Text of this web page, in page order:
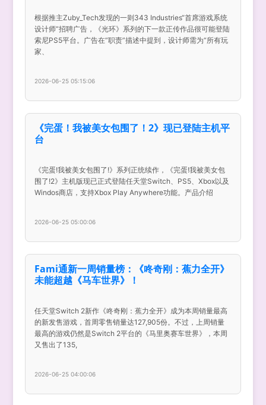
根据推主Zuby_Tech发现的一则343 Industries“首席游戏系统
设计师”招聘广告，《光环》系列的下一款正传作品很可能登陆
索尼PS5平台。广告在“职责”描述中提到，设计师需为“所有玩
家、
2026-06-25 05:15:06
《完蛋！我被美女包围了！2》现已登陆主机平
台
《完蛋!我被美女包围了!》系列正统续作，《完蛋!我被美女包
围了!2》主机版现已正式登陆任天堂Switch、PS5、Xbox以及
Windos商店，支持Xbox Play Anywhere功能。产品介绍
2026-06-25 05:00:06
Fami通新一周销量榜：《咚奇刚：蕉力全开》
未能超越《马车世界》！
任天堂Switch 2新作《咚奇刚：蕉力全开》成为本周销量最高
的新发售游戏，首周零售销量达127,905份。不过，上周销量
最高的游戏仍然是Switch 2平台的《马里奥赛车世界》，本周
又售出了135,
2026-06-25 04:00:06